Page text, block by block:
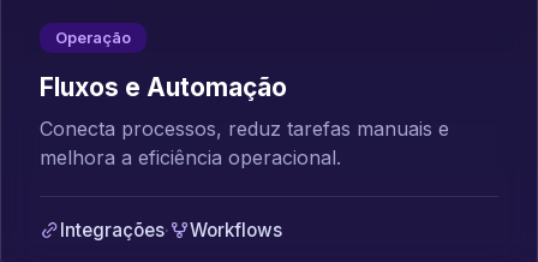
Operação
Fluxos e Automação
Conecta processos, reduz tarefas manuais e
melhora a eficiência operacional.
Integrações· Workflows